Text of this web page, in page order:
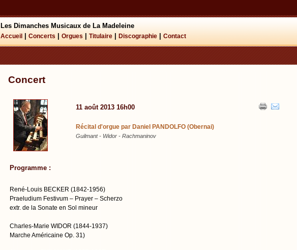
Les Dimanches Musicaux de La Madeleine
Accueil Concerts Orgues Titulaire Discographie Contact
Concert
11 août 2013 16h00
Récital d'orgue par Daniel PANDOLFO (Obernai)
Guilmant - Widor - Rachmaninov
Programme :
René-Louis BECKER (1842-1956)
Praeludium Festivum – Prayer – Scherzo
extr. de la Sonate en Sol mineur
Charles-Marie WIDOR (1844-1937)
Marche Américaine Op. 31)